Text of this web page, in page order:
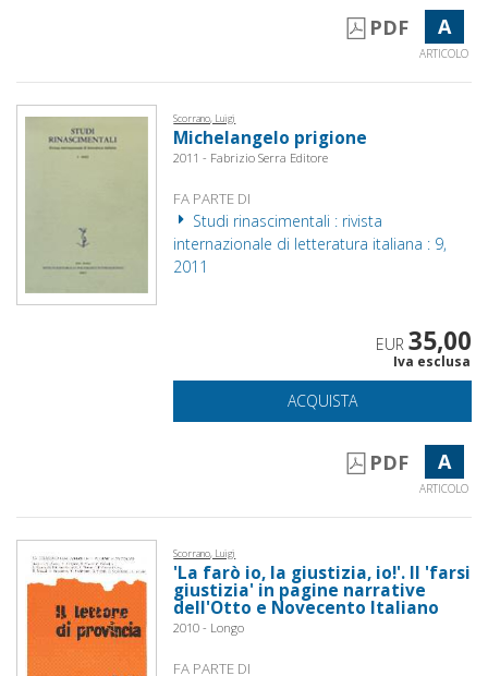
PDF A
ARTICOLO
Scorrano, Luigi
Michelangelo prigione
2011 - Fabrizio Serra Editore
FA PARTE DI
Studi rinascimentali : rivista
internazionale di letteratura italiana : 9,
2011
EUR 35,00
Iva esclusa
ACQUISTA
PDF A
ARTICOLO
Scorrano, Luigi
'La farò io, la giustizia, io!'. Il 'farsi
giustizia' in pagine narrative
dell'Otto e Novecento Italiano
2010 - Longo
FA PARTE DI